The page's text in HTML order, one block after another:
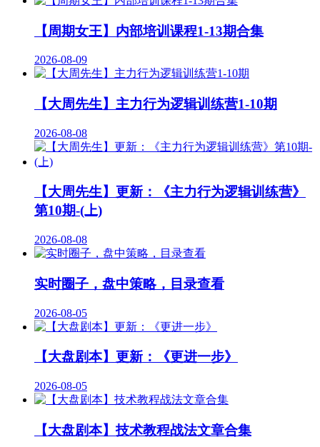
【周期女王】内部培训课程1-13期合集
2026-08-09
【大周先生】主力行为逻辑训练营1-10期
2026-08-08
【大周先生】更新：《主力行为逻辑训练营》
第10期-(上)
2026-08-08
实时圈子，盘中策略，目录查看
2026-08-05
【大盘剧本】更新：《更进一步》
2026-08-05
【大盘剧本】技术教程战法文章合集